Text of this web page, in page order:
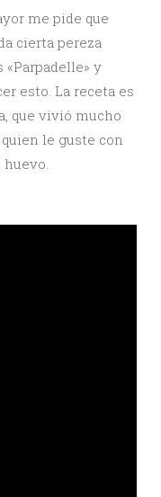
me pide que
cierta pereza
«Parpadelle» y
esto. La receta es
que vivió mucho
le guste con